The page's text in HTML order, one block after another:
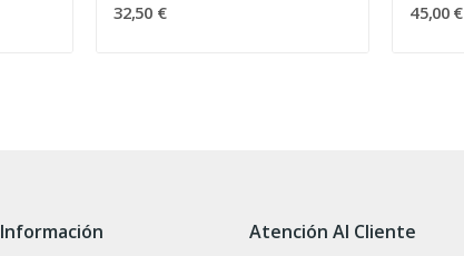
32,50 € 45,00 €
Información Atención Al Cliente